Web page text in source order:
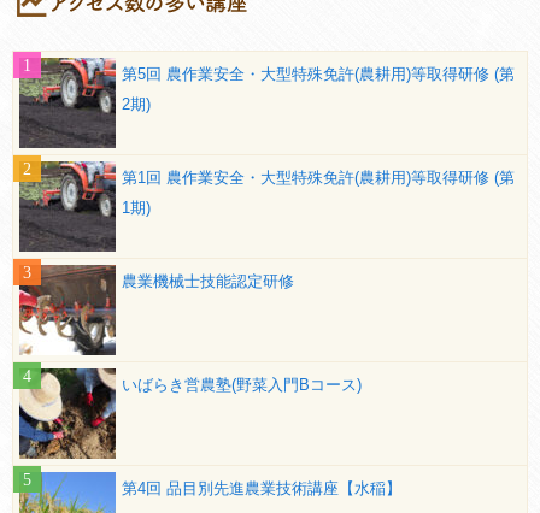
第5回 農作業安全・大型特殊免許(農耕用)等取得研修 (第
2期)
第1回 農作業安全・大型特殊免許(農耕用)等取得研修 (第
1期)
農業機械士技能認定研修
いばらき営農塾(野菜入門Bコース)
第4回 品目別先進農業技術講座【水稲】